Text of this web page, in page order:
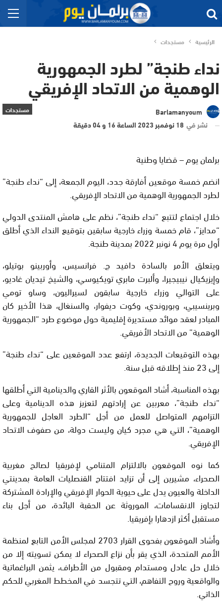
الرئيسية مستجدات
نداء طنجة” لطرد الجمهورية
الوهمية من الاتحاد الإفريقي
مستجدات
Barlamanyoum
نشر في 18 نوفمبر 2023 الساعة 16 و 04 دقيقة
برلمان يوم – قضايا وطنية
انضم خمسة موقعين أفارقة جدد، اليوم الجمعة، إلى “نداء طنجة”
لطرد الجمهورية الوهمية من الاتحاد الإفريقي.
خلال اجتماع لتتبع “نداء طنجة”، نظم على هامش المنتدى الدولي
“مدايز”، قام خمسة وزراء خارجية سابقين بتوقيع النداء الذي أطلق
أول مرة يوم 4 نونبر 2022 بمدينة طنجة.
ويتعلق الأمر بالسادة دافيد ج. فرانسيس، وأوربينو بوتيلو،
وإيزيكيال نيبيجيرا، وألبرت مابري تويكيوسي، والشيخ تيديان غاديو،
على التوالي وزراء خارجية سابقون لسيراليون، وساو تومي
وبرينسيبي، وبوروندي، وكوت ديفوار، والسنغال، هذا الأخير كان
المبادر لعقد موائد مستديرة إقليمية حول موضوع طرد “الجمهورية
الوهمية” من الاتحاد الأفريقي.
بهذه التوقيعات الجديدة، ارتفع عدد الموقعين على “نداء طنجة”
إلى 23 منذ إطلاقه قبل سنة.
بهذه المناسبة، أشاد الموقعون بالأثر القاري والدينامية التي أطلقها
“نداء طنجة”، معربين عن إرادتهم لتعزيز هذه الدينامية وعلى
التزامهم المتواصل للعمل من أجل “الطرد العاجل للجمهورية
الوهمية”، التي هي مجرد كيان وليست دولة، من صفوف الاتحاد
الإفريقي.
كما نوه الموقعون بالالتزام المتنامي لإفريقيا لصالح مغربية
الصحراء، مشيرين إلى أن تزايد افتتاح القنصليات العامة بمدينتي
الداخلة والعيون يدل على حيوية الحوار الإفريقي والإرادة المشتركة
لتجاوز الانقسامات، الموروثة عن الحقبة البائدة، من أجل بناء
مستقبل أكثر ازدهارا بإفريقيا.
وأشاد الموقعون بفحوى القرار 2703 لمجلس الأمن التابع لمنظمة
الأمم المتحدة، الذي يقر بأن نزاع الصحراء لا يمكن تسويته إلا من
خلال حل عادل ومستدام ومقبول من الأطراف، يثمن البراغماتية
والواقعية وروح التفاهم، التي تتجسد في المخطط المغربي للحكم
الذاتي.